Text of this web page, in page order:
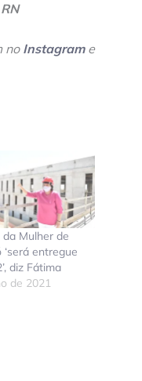
no Instagrame
Mulher de
‘será entregue
diz Fátima
de 2021